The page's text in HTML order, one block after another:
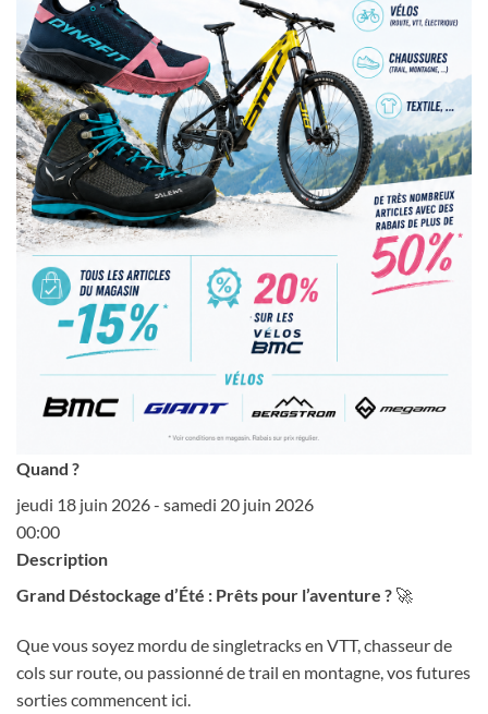
Quand ?
jeudi 18 juin 2026 - samedi 20 juin 2026
00:00
Description
Grand Déstockage d’Été : Prêts pour l’aventure ? 🚀
Que vous soyez mordu de singletracks en VTT, chasseur de
cols sur route, ou passionné de trail en montagne, vos futures
sorties commencent ici.